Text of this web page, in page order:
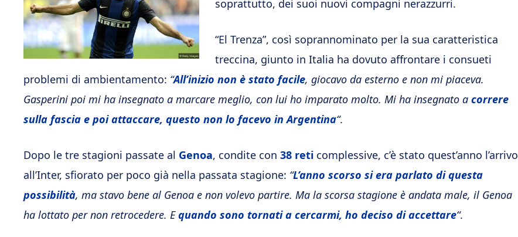
soprattutto, dei suoi nuovi compagni nerazzurri.
“El Trenza”, così soprannominato per la sua caratteristica
treccina, giunto in Italia ha dovuto affrontare i consueti
problemi di ambientamento: “All’inizio non è stato facile, giocavo da esterno e non mi piaceva.
Gasperini poi mi ha insegnato a marcare meglio, con lui ho imparato molto. Mi ha insegnato a correre
sulla fascia e poi attaccare, questo non lo facevo in Argentina“.
Dopo le tre stagioni passate al Genoa, condite con 38 reti complessive, c’è stato quest’anno l’arrivo
all’Inter, sfiorato per poco già nella passata stagione: “L’anno scorso si era parlato di questa
possibilità, ma stavo bene al Genoa e non volevo partire. Ma la scorsa stagione è andata male, il Genoa
ha lottato per non retrocedere. Equando sono tornati a cercarmi, ho deciso di accettare“.